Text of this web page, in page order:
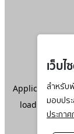
เว็บไ
สำหรับ
มอบปร
ประกาศ
Application
loading